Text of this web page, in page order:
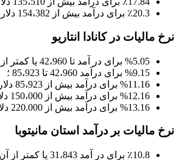
٪20.3 برای درآمد بیش از 154،382 دلار ؛
نرخ مالیات در کانادا انتاریو
%5.05 برای در آمد تا 42،960 یا کمتر از آن ؛
%9.15 برای درآمد 42،960 تا 85،923 ؛
%11.16 برای درآمد بیش از 85،923 دلار به 150،000 دلار ؛
%12.16 برای درآمد بیش از 150،000 دلار تا 220،000 دلار ؛
%13.16 برای درآمد بیش از 220.000 دلار ؛
نرخ مالیات بر درآمد استان مانیتوبا
٪10.8 برای در آمد 31،843 یا کمتر از آن ؛